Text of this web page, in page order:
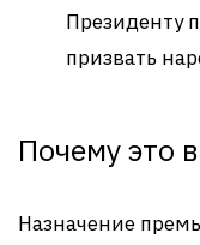
Президенту
призвать
Почему это
Назначение